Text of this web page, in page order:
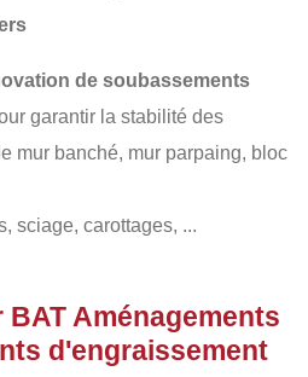
de soubassements
garantir la stabilité des
mur banché, mur parpaing, bloc
sciage, carottages, ...
Aménagements
d'engraissement